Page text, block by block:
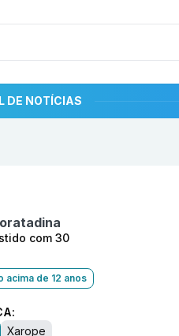
DE NOTÍCIAS
com 30
acima de 12 anos
Xarope